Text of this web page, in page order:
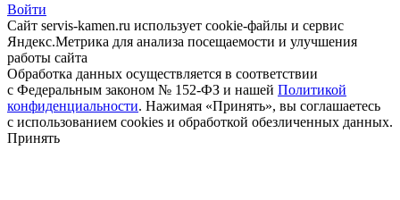
Войти
Сайт servis-kamen.ru использует cookie-файлы и сервис
Яндекс.Метрика для анализа посещаемости и улучшения
работы сайта
Обработка данных осуществляется в соответствии
с Федеральным законом № 152-ФЗ и нашей Политикой
конфиденциальности. Нажимая «Принять», вы соглашаетесь
с использованием cookies и обработкой обезличенных данных.
Принять